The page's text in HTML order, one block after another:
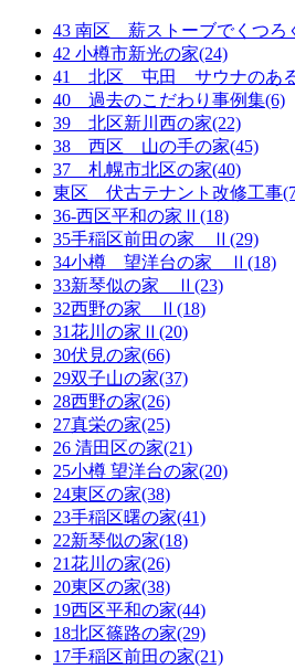
43 南区 薪ストーブでくつろ
42 小樽市新光の家(24)
41 北区 屯田 サウナのあ
40 過去のこだわり事例集(6)
39 北区新川西の家(22)
38 西区 山の手の家(45)
37 札幌市北区の家(40)
東区 伏古テナント改修工事
36-西区平和の家Ⅱ(18)
35手稲区前田の家 Ⅱ(29)
34小樽 望洋台の家 Ⅱ(18)
33新琴似の家 Ⅱ(23)
32西野の家 Ⅱ(18)
31花川の家Ⅱ(20)
30伏見の家(66)
29双子山の家(37)
28西野の家(26)
27真栄の家(25)
26 清田区の家(21)
25小樽 望洋台の家(20)
24東区の家(38)
23手稲区曙の家(41)
22新琴似の家(18)
21花川の家(26)
20東区の家(38)
19西区平和の家(44)
18北区篠路の家(29)
17手稲区前田の家(21)